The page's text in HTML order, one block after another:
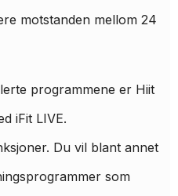
motstanden mellom 24
programmene er Hiit
iFit LIVE.
Du vil blant annet
som